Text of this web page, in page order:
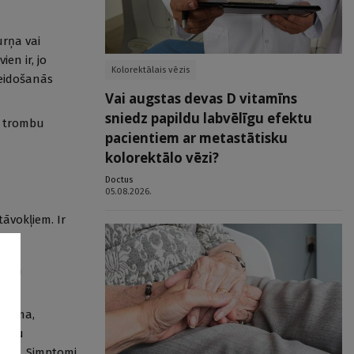
vai
ir, jo
trombu
Ir
Kolorektālais vēzis
Vai augstas devas D vitamīns
sniedz papildu labvēlīgu efektu
pacientiem ar metastātisku
kolorektālo vēzi?
Doctus
05.08.2026.